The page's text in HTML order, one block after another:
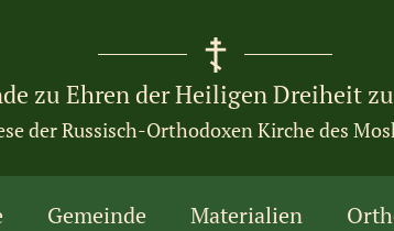
zu Ehren der Heiligen Dreiheit
der Russisch-Orthodoxen Kirche des
Gemeinde Materialien